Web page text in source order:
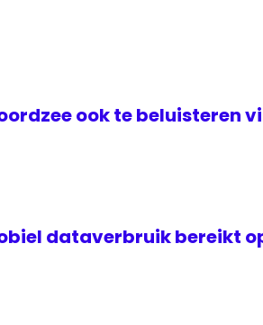
ook te beluisteren
dataverbruik bereikt